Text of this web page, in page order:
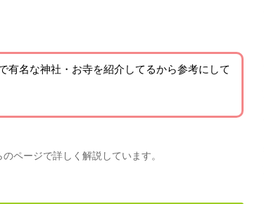
有名な神社・お寺を紹介 してるから参考にして
ページで詳しく解説しています。